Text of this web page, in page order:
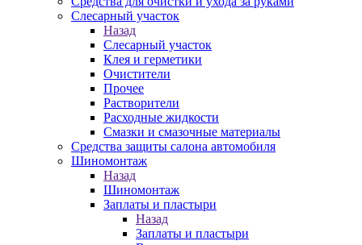
Слесарный участок
Назад
Слесарный участок
Клея и герметики
Очистители
Прочее
Растворители
Расходные жидкости
Смазки и смазочные материалы
Средства защиты салона автомобиля
Шиномонтаж
Назад
Шиномонтаж
Заплаты и пластыри
Назад
Заплаты и пластыри